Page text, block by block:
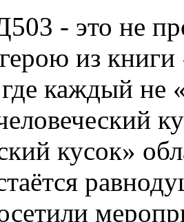
- это не
из
каждый не
кусок»